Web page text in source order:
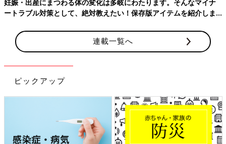
https://www.6sei.net/school/introduction/
前の話
の影響はある？」細
木かおりさんの人生
相談177回
次の話
妊娠・出産にまつわる体の変化は多岐にわたります。そんなマイナ
ートラブル対策として、絶対教えたい！保存版アイテムを紹介しま
連載一覧へ
ピックアップ